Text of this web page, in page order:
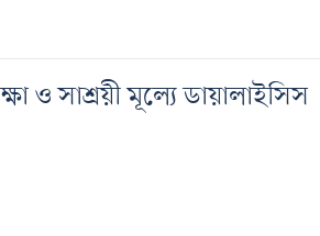
ও সাশ্রয়ী মূল্যে ডায়ালাইসিস